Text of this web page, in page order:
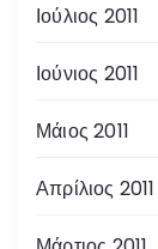
Ιούλιος 2011
Ιούνιος 2011
Μάιος 2011
Απρίλιος 2011